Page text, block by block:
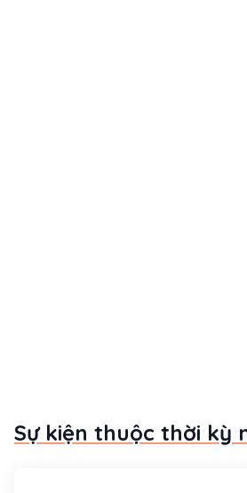
Sự kiện thuộc thời kỳ